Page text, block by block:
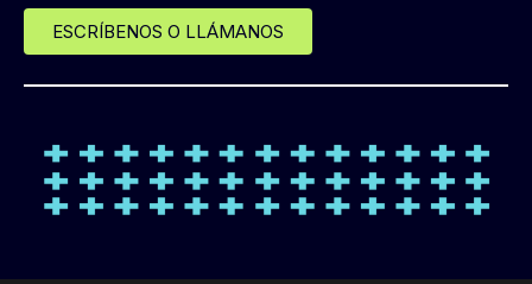
ESCRÍBENOS O LLÁMANOS